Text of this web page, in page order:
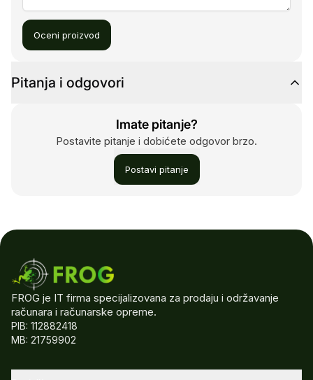
Oceni proizvod
Pitanja i odgovori
Imate pitanje?
Postavite pitanje i dobićete odgovor brzo.
Postavi pitanje
FROG je IT firma specijalizovana za prodaju i održavanje
računara i računarske opreme.
PIB: 112882418
MB: 21759902